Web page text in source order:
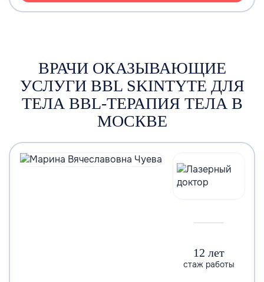
ВРАЧИ ОКАЗЫВАЮЩИЕ
УСЛУГИ BBL SKINTYTE ДЛЯ
ТЕЛА BBL-ТЕРАПИЯ ТЕЛА В
МОСКВЕ
12 лет
стаж работы